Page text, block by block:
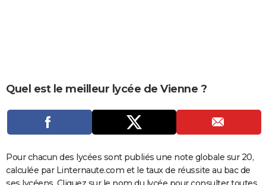
Dictionnaire
Biographies
Expressions
Proverbes
PROGRAMME TV
COPAINS D'AVANT
S'inscrire
Se connecter
Lycées
Collèges
Primaires
Universités
Entreprises
Service militaire
Avis de recherche
AVIS DE DÉCÈS
Quel est le meilleur lycée de Vienne ?
Pour chacun des lycées sont publiés une note globale sur 20,
calculée par Linternaute.com et le taux de réussite au bac de